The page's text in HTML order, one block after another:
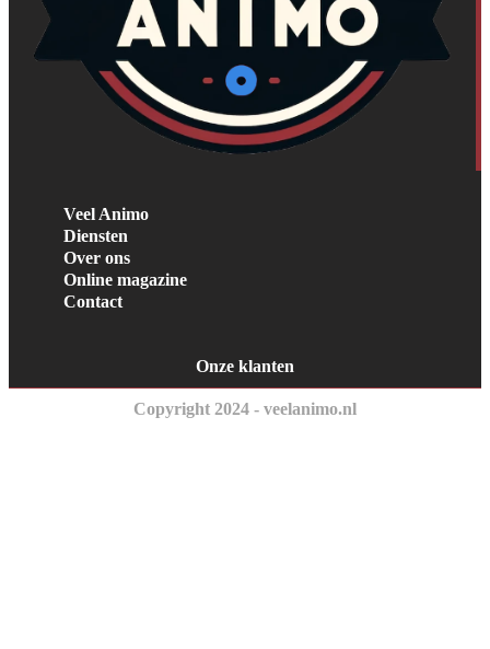
Veel Animo
Diensten
Over ons
Online magazine
Contact
Onze klanten
Copyright 2024 - veelanimo.nl